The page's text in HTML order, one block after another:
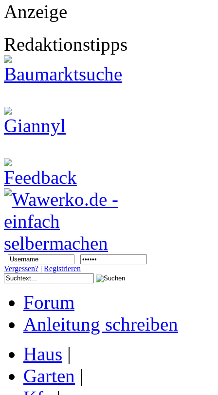
Anzeige
Redaktionstipps
Vergessen? | Registrieren
Forum
Anleitung schreiben
Haus |
Garten |